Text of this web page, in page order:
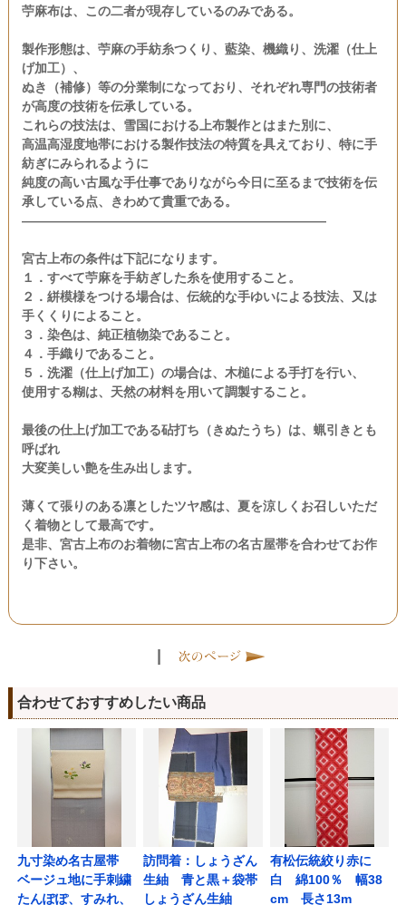
苧麻布は、この二者が現存しているのみである。
製作形態は、苧麻の手紡糸つくり、藍染、機織り、洗濯（仕上
げ加工）、
ぬき（補修）等の分業制になっており、それぞれ専門の技術者
が高度の技術を伝承している。
これらの技法は、雪国における上布製作とはまた別に、
高温高湿度地帯における製作技法の特質を具えており、特に手
紡ぎにみられるように
純度の高い古風な手仕事でありながら今日に至るまで技術を伝
承している点、きわめて貴重である。
――――――――――――――――――――――――
宮古上布の条件は下記になります。
１．すべて苧麻を手紡ぎした糸を使用すること。
２．絣模様をつける場合は、伝統的な手ゆいによる技法、又は
手くくりによること。
３．染色は、純正植物染であること。
４．手織りであること。
５．洗濯（仕上げ加工）の場合は、木槌による手打を行い、
使用する糊は、天然の材料を用いて調製すること。
最後の仕上げ加工である砧打ち（きぬたうち）は、蝋引きとも
呼ばれ
大変美しい艶を生み出します。
薄くて張りのある凛としたツヤ感は、夏を涼しくお召しいただ
く着物として最高です。
是非、宮古上布のお着物に宮古上布の名古屋帯を合わせてお作
り下さい。
|
合わせておすすめしたい商品
九寸染め名古屋帯
ベージュ地に手刺繍
たんぽぽ、すみれ、
訪問着：しょうざん
生紬 青と黒＋袋帯
しょうざん生紬
有松伝統絞り赤に
白 綿100％ 幅38
cm 長さ13m